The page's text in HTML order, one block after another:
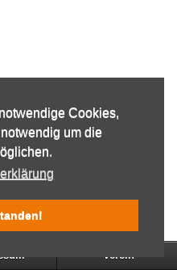
Cookies,
um die
Verein